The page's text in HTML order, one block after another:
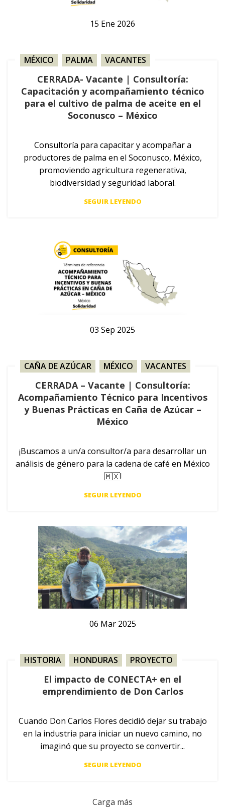
15 Ene 2026
MÉXICO PALMA VACANTES
CERRADA- Vacante | Consultoría:
Capacitación y acompañamiento técnico
para el cultivo de palma de aceite en el
Soconusco – México
Consultoría para capacitar y acompañar a
productores de palma en el Soconusco, México,
promoviendo agricultura regenerativa,
biodiversidad y seguridad laboral.
SEGUIR LEYENDO
03 Sep 2025
CAÑA DE AZÚCAR MÉXICO VACANTES
CERRADA – Vacante | Consultoría:
Acompañamiento Técnico para Incentivos
y Buenas Prácticas en Caña de Azúcar –
México
¡Buscamos a un/a consultor/a para desarrollar un
análisis de género para la cadena de café en México
🇲🇽!
SEGUIR LEYENDO
06 Mar 2025
HISTORIA HONDURAS PROYECTO
El impacto de CONECTA+ en el
emprendimiento de Don Carlos
Cuando Don Carlos Flores decidió dejar su trabajo
en la industria para iniciar un nuevo camino, no
imaginó que su proyecto se convertir...
SEGUIR LEYENDO
Carga más